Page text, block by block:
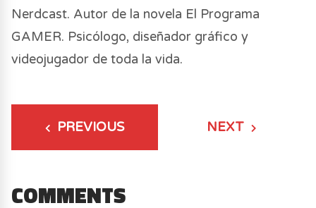
Nerdcast. Autor de la novela El Programa
GAMER. Psicólogo, diseñador gráfico y
videojugador de toda la vida.
PREVIOUS NEXT
COMMENTS